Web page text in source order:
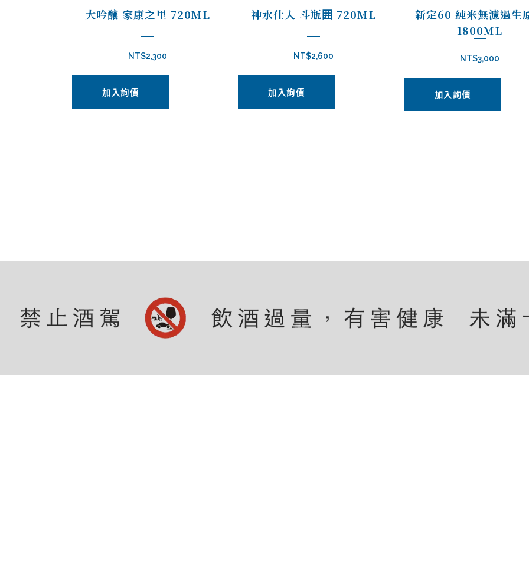
大吟釀 家康之里 720ML
NT$2,300
加入詢價
神水仕入 斗瓶囲 720ML
NT$2,600
加入詢價
新定60 純米無濾過生
1800ML
NT$3,000
加入詢價